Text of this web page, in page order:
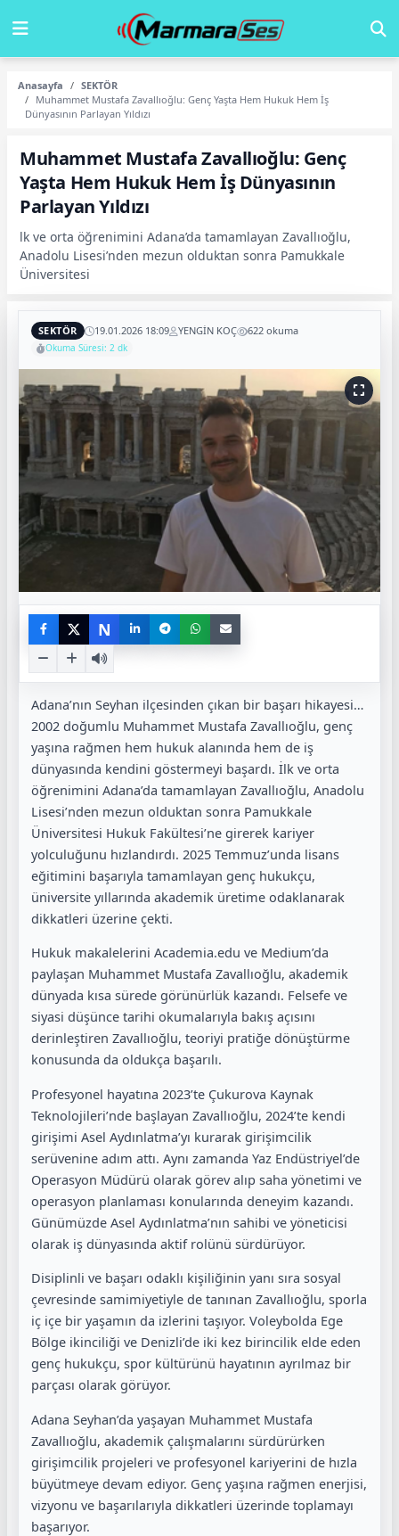
Anasayfa
SEKTÖR
Muhammet Mustafa Zavallıoğlu: Genç Yaşta Hem Hukuk Hem İş
Dünyasının Parlayan Yıldızı
Muhammet Mustafa Zavallıoğlu: Genç
Yaşta Hem Hukuk Hem İş Dünyasının
Parlayan Yıldızı
lk ve orta öğrenimini Adana’da tamamlayan Zavallıoğlu,
Anadolu Lisesi’nden mezun olduktan sonra Pamukkale
Üniversitesi
SEKTÖR 19.01.2026 18:09 YENGİN KOÇ 622 okuma
Okuma Süresi: 2 dk
N
Adana’nın Seyhan ilçesinden çıkan bir başarı hikayesi…
2002 doğumlu Muhammet Mustafa Zavallıoğlu, genç
yaşına rağmen hem hukuk alanında hem de iş
dünyasında kendini göstermeyi başardı. İlk ve orta
öğrenimini Adana’da tamamlayan Zavallıoğlu, Anadolu
Lisesi’nden mezun olduktan sonra Pamukkale
Üniversitesi Hukuk Fakültesi’ne girerek kariyer
yolculuğunu hızlandırdı. 2025 Temmuz’unda lisans
eğitimini başarıyla tamamlayan genç hukukçu,
üniversite yıllarında akademik üretime odaklanarak
dikkatleri üzerine çekti.
Hukuk makalelerini Academia.edu ve Medium’da
paylaşan Muhammet Mustafa Zavallıoğlu, akademik
dünyada kısa sürede görünürlük kazandı. Felsefe ve
siyasi düşünce tarihi okumalarıyla bakış açısını
derinleştiren Zavallıoğlu, teoriyi pratiğe dönüştürme
konusunda da oldukça başarılı.
Profesyonel hayatına 2023’te Çukurova Kaynak
Teknolojileri’nde başlayan Zavallıoğlu, 2024’te kendi
girişimi Asel Aydınlatma’yı kurarak girişimcilik
serüvenine adım attı. Aynı zamanda Yaz Endüstriyel’de
Operasyon Müdürü olarak görev alıp saha yönetimi ve
operasyon planlaması konularında deneyim kazandı.
Günümüzde Asel Aydınlatma’nın sahibi ve yöneticisi
olarak iş dünyasında aktif rolünü sürdürüyor.
Disiplinli ve başarı odaklı kişiliğinin yanı sıra sosyal
çevresinde samimiyetiyle de tanınan Zavallıoğlu, sporla
iç içe bir yaşamın da izlerini taşıyor. Voleybolda Ege
Bölge ikinciliği ve Denizli’de iki kez birincilik elde eden
genç hukukçu, spor kültürünü hayatının ayrılmaz bir
parçası olarak görüyor.
Adana Seyhan’da yaşayan Muhammet Mustafa
Zavallıoğlu, akademik çalışmalarını sürdürürken
girişimcilik projeleri ve profesyonel kariyerini de hızla
büyütmeye devam ediyor. Genç yaşına rağmen enerjisi,
vizyonu ve başarılarıyla dikkatleri üzerinde toplamayı
başarıyor.